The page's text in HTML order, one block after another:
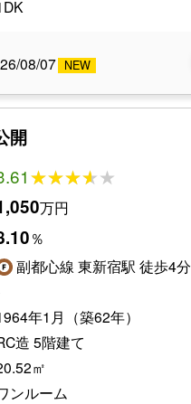
08/07
開
★★★★★
★★★★★
万円
％
副都心線 東新宿駅 徒歩4分
年1月（築62年）
造 5階建て
㎡
ンルーム